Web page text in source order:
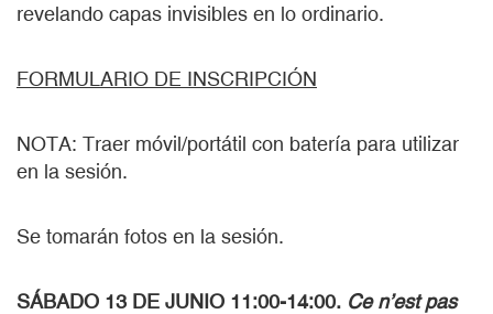
revelando capas invisibles en lo ordinario.
FORMULARIO DE INSCRIPCIÓN
NOTA: Traer móvil/portátil con batería para utilizar
en la sesión.
Se tomarán fotos en la sesión.
SÁBADO 13 DE JUNIO 11:00-14:00. Ce n’est pas